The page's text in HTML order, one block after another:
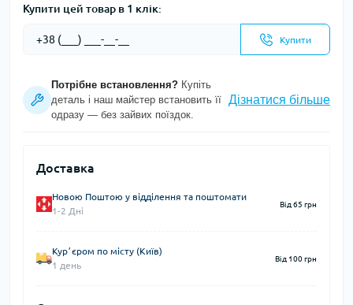
Купити цей товар в 1 клік:
Купити
Потрібне встановлення? Купіть
деталь і наш майстер встановить її
одразу — без зайвих поїздок.
Дізнатися більше
Доставка
Новою Поштою у відділення та поштомати
1-2 Дні
Від 65 грн
Курʼєром по місту (Київ)
1 день
Від 100 грн